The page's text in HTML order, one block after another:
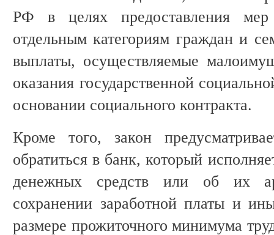
РФ в целях предоставления мер
отдельным категориям граждан и
выплаты, осуществляемые
оказания государственной
основании социального контракта.
Кроме того, закон
обратиться в банк, который
денежных средств или об их
сохранении заработной платы и
размере прожиточного минимума